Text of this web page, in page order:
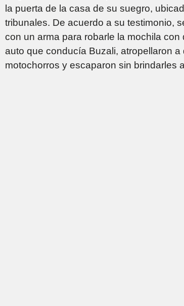
la puerta de la casa de su suegro,
tribunales. De acuerdo a su testimonio,
con un arma para robarle la mochila
auto que conducía Buzali, atropellaron
motochorros y escaparon sin brindarles